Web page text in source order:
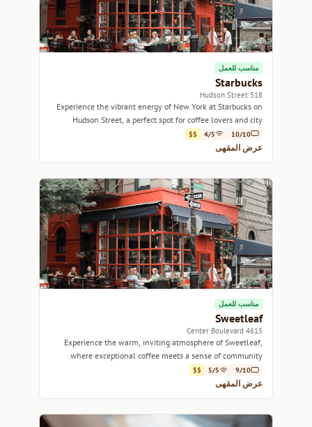
مناسب للعمل
Starbucks
518 Hudson Street
Experience the vibrant energy of New York at Starbucks on
Hudson Street, a perfect spot for coffee lovers and city
explorers alike.
10/10
4/5
$$
عرض المقهى
مناسب للعمل
Sweetleaf
4615 Center Boulevard
Experience the warm, inviting atmosphere of Sweetleaf,
where exceptional coffee meets a sense of community.
9/10
5/5
$$
عرض المقهى